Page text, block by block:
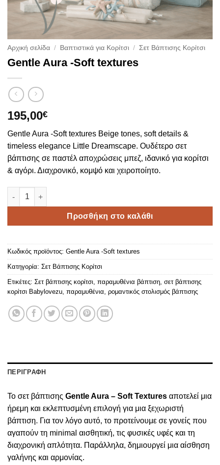
Αρχική σελίδα / Βαπτιστικά για Κορίτσι / Σετ Βάπτισης Κορίτσι
Gentle Aura -Soft textures
195,00€
Gentle Aura -Soft textures Beige tones, soft details &
timeless elegance Little Dreamscape. Ουδέτερο σετ
βάπτισης σε παστέλ αποχρώσεις μπεζ, ιδανικό για κορίτσι
& αγόρι. Διαχρονικό, κομψό και χειροποίητο.
Gentle Aura -Soft textures ποσότητα
Προσθήκη στο καλάθι
Κωδικός προϊόντος: Gentle Aura -Soft textures
Κατηγορία: Σετ Βάπτισης Κορίτσι
Ετικέτες: Σετ βάπτισης κορίτσι, παραμυθένια βάπτιση, σετ βάπτισης
κορίτσι Babylovezu, παραμυθένια, ρομαντικός στολισμός βάπτισης
ΠΕΡΙΓΡΑΦΗ
Το σετ βάπτισης Gentle Aura – Soft Textures αποτελεί μια
ήρεμη και εκλεπτυσμένη επιλογή για μια ξεχωριστή
βάπτιση. Για τον λόγο αυτό, το προτείνουμε σε γονείς που
αγαπούν τη minimal αισθητική, τις φυσικές υφές και τη
διαχρονική απλότητα. Παράλληλα, δημιουργεί μια αίσθηση
γαλήνης και αρμονίας.